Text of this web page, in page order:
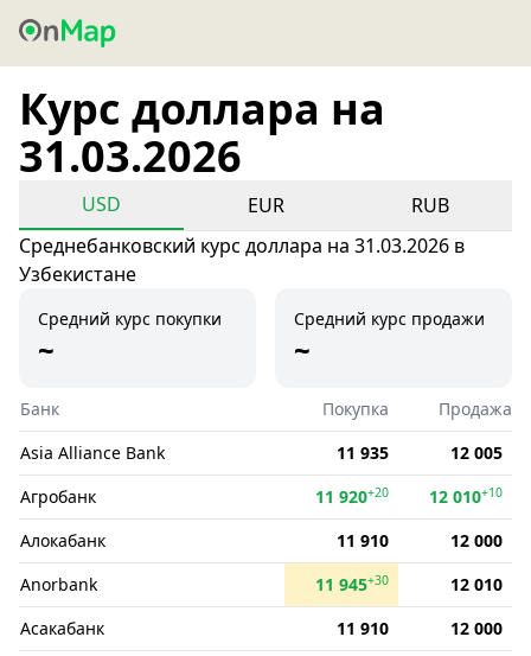
Курс доллара на
31.03.2026
USD EUR
RUB
Среднебанковский курс доллара на 31.03.2026 в
Узбекистане
Средний курс покупки
~
Средний курс продажи
~
Банк Покупка
Продажа
Asia Alliance Bank
11 935
12 005
Агробанк
11 920+20 12 010+10
Алокабанк 11 910
12 000
Anorbank
11 945+30
12 010
Асакабанк
11 910
12 000